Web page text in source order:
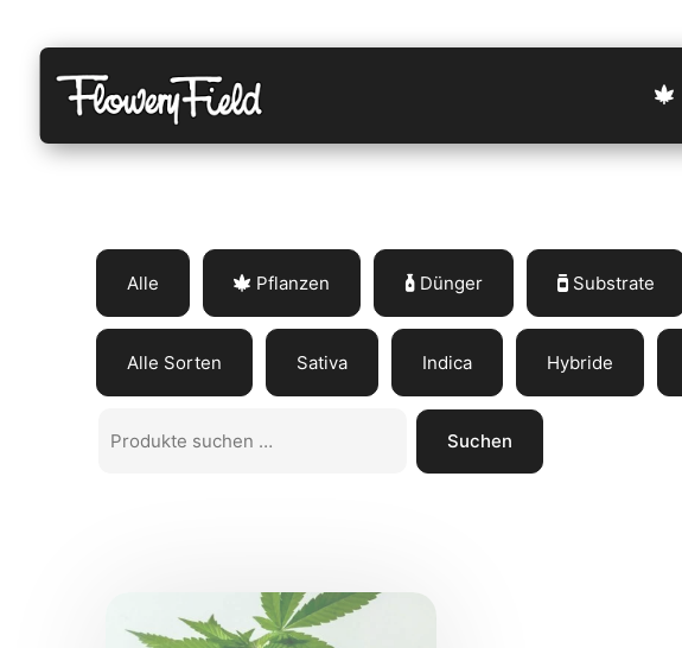
Inhalt
springen
Flowery
Alle Pflanzen Dünger Substrate
Alle Sorten Sativa Indica Hybride
Suchen